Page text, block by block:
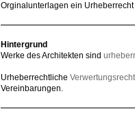
Orginalunterlagen ein
Hintergrund
Werke des Architekten sind
Urheberrechtliche
Vereinbarungen.